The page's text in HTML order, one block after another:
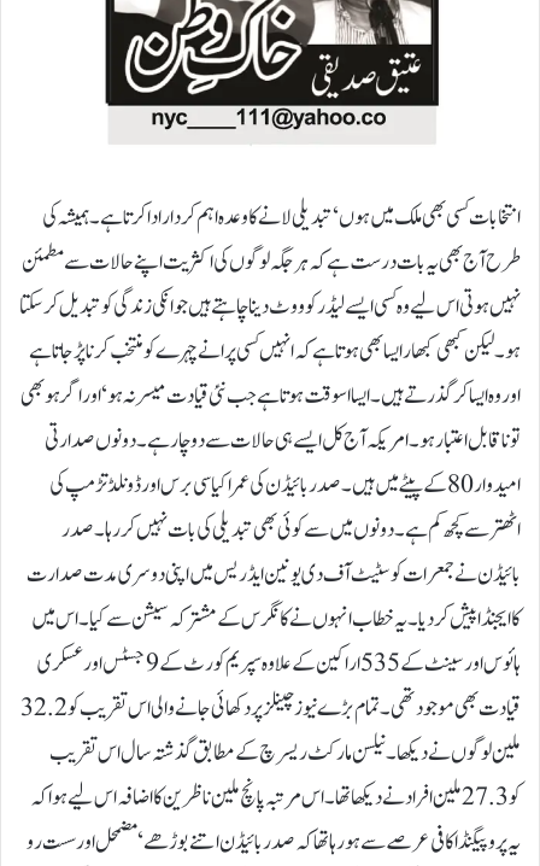
انتخابات کسی بھی ملک میں ہوں‘ تبدیلی لانے کا وعدہ اہم کردار ادا کرتا ہے۔ ہمیشہ کی
طرح آج بھی یہ بات درست ہے کہ ہر جگہ لوگوں کی اکثریت اپنے حالات سے مطمئن
نہیں ہوتی اس لیے وہ کسی ایسے لیڈر کو ووٹ دینا چاہتے ہیں جو انکی زندگی کو تبدیل کرسکتا
ہو۔ لیکن کبھی کبھار ایسا بھی ہوتا ہے کہ انہیں کسی پرانے چہرے کو منتخب کرنا پڑ جاتا ہے
اور وہ ایسا کر گذرتے ہیں۔ایسا اسوقت ہوتا ہے جب نئی قیادت میسر نہ ہو‘ اور اگر ہو بھی
تو ناقابل اعتبار ہو۔ امریکہ آج کل ایسے ہی حالات سے دو چار ہے۔ دونوں صدارتی
امیدوار 80 کے پیٹے میں ہیں۔ صدر بائیڈن کی عمراکیاسی برس اور ڈونلڈ تڑمپ کی
اٹھتر سے کچھ کم ہے۔ دونوں میں سے کوئی بھی تبدیلی کی بات نہیں کر رہا۔ صدر
بائیڈن نے جمعرات کو سٹیٹ آف دی یونین ایڈریس میں اپنی دوسری مدت صدارت
کا ایجنڈا پیش کر دیا۔ یہ خطاب انہوں نے کانگرس کے مشترکہ سیشن سے کیا۔ اس میں
ہائوس اور سینٹ کے535 اراکین کے علاوہ سپریم کورٹ کے 9 جسٹس اور عسکری
قیادت بھی موجود تھی۔ تمام بڑے نیوز چینلز پر دکھائی جانے والی اس تقریب کو 32.2
ملین لوگوں نے دیکھا۔ نیلسن مارکٹ ریسرچ کے مطابق گذشتہ سال اس تقریب
کو 27.3 ملین افراد نے دیکھاتھا۔اس مرتبہ پانچ ملین ناظر ین کا اضافہ اس لیے ہوا کہ
یہ پروپیگنڈا کافی عرصے سے ہو رہا تھا کہ صدر بائیڈن اتنے بوڑھے‘ مضمحل اورسست رو